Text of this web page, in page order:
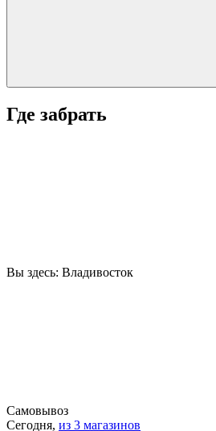
Где забрать
Вы здесь: Владивосток
Самовывоз
Сегодня, из 3 магазинов